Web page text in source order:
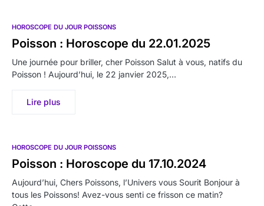
HOROSCOPE DU JOUR POISSONS
Poisson : Horoscope du 22.01.2025
Une journée pour briller, cher Poisson Salut à vous, natifs du
Poisson ! Aujourd’hui, le 22 janvier 2025,…
Lire plus
HOROSCOPE DU JOUR POISSONS
Poisson : Horoscope du 17.10.2024
Aujourd’hui, Chers Poissons, l’Univers vous Sourit Bonjour à
tous les Poissons! Avez-vous senti ce frisson ce matin?